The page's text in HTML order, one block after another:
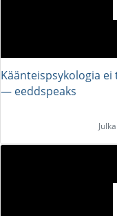
Käänteispsykologia
― eeddspeaks